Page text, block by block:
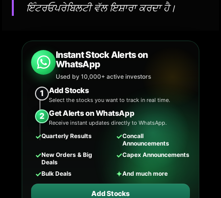
ਇੰਟਰਓਪਰੇਬਿਲਟੀ ਵੱਲ ਇਸ਼ਾਰਾ ਕਰਦਾ ਹੈ।
Instant Stock Alerts on
WhatsApp
Used by 10,000+ active investors
1 Add Stocks
Select the stocks you want to track in real time.
2 Get Alerts on WhatsApp
Receive instant updates directly to WhatsApp.
✓Quarterly Results ✓Concall
Announcements
✓New Orders & Big
Deals
✓Capex Announcements
✓Bulk Deals ✦And much more
Add Stocks